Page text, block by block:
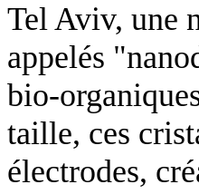
Tel Aviv, une
appelés
bio-
taille, ces
électrodes,